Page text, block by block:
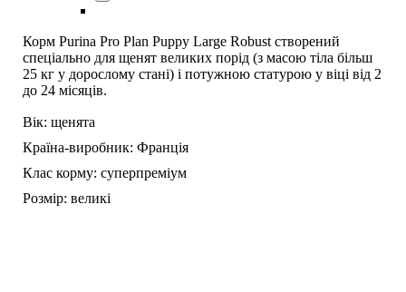
Корм Purina Pro Plan Puppy Large Robust створений
спеціально для щенят великих порід (з масою тіла більш
25 кг у дорослому стані) і потужною статурою у віці від 2
до 24 місяців.
Вік: щенята
Країна-виробник: Франція
Клас корму: суперпреміум
Розмір: великі